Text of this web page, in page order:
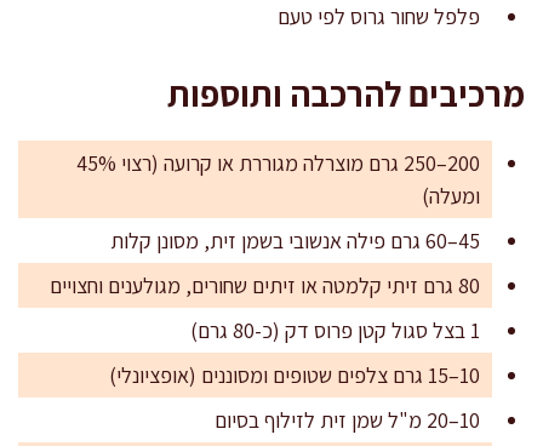
פלפל שחור גרוס לפי טעם
מרכיבים להרכבה ותוספות
200–250 גרם מוצרלה מגוררת או קרועה (רצוי 45%
ומעלה)
45–60 גרם פילה אנשובי בשמן זית, מסונן קלות
80 גרם זיתי קלמטה או זיתים שחורים, מגולענים וחצויים
1 בצל סגול קטן פרוס דק (כ-80 גרם)
10–15 גרם צלפים שטופים ומסוננים (אופציונלי)
10–20 מ"ל שמן זית לזילוף בסיום